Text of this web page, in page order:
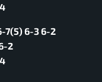
7(5) 6-3 6-2
2